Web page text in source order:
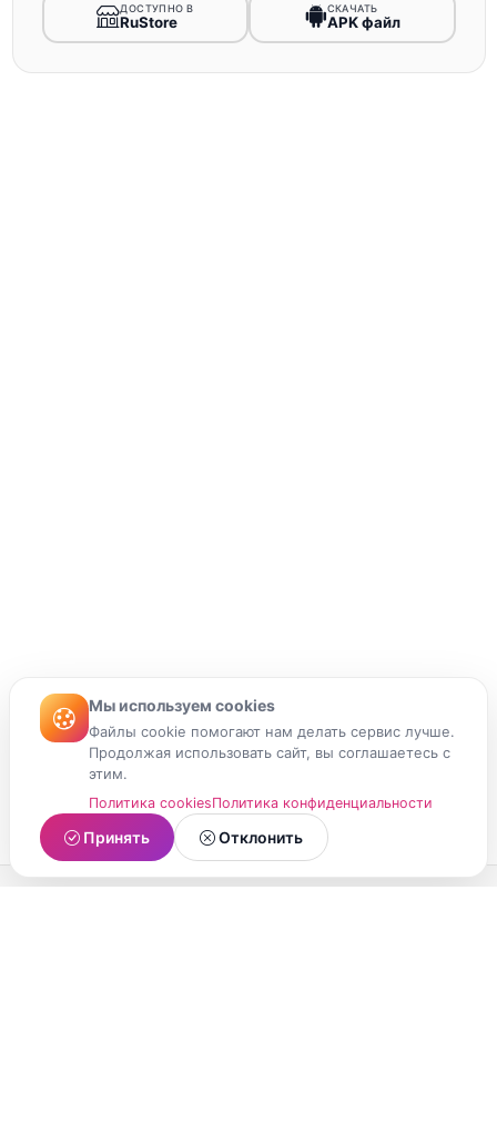
ДОСТУПНО В
RuStore
СКАЧАТЬ
APK файл
Мы используем cookies
Файлы cookie помогают нам делать сервис лучше.
Продолжая использовать сайт, вы соглашаетесь с
этим.
Политика cookiesПолитика конфиденциальности
Принять Отклонить